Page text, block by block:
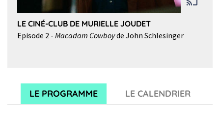
LE CINÉ-CLUB DE MURIELLE JOUDET
Episode 2 - Macadam Cowboyde John Schlesinger
LE PROGRAMME LE CALENDRIER